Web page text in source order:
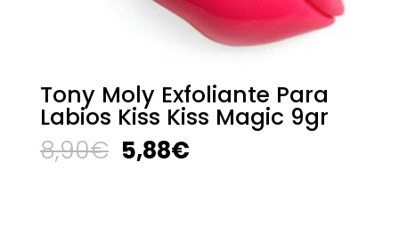
Tony Moly Exfoliante Para
Labios Kiss Kiss Magic 9gr
8,90€ El
precio
5,88€El